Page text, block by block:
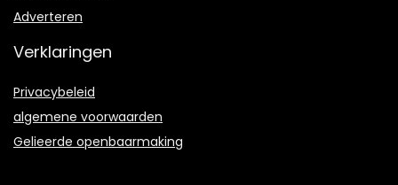
Adverteren
Verklaringen
Privacybeleid
algemene voorwaarden
Gelieerde openbaarmaking